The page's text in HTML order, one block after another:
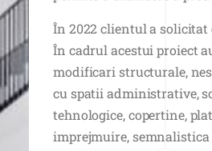
În 2022 clientul a
În cadrul acestui proiect
modificari structurale,
cu spatii administrative,
tehnologice, copertine,
imprejmuire,